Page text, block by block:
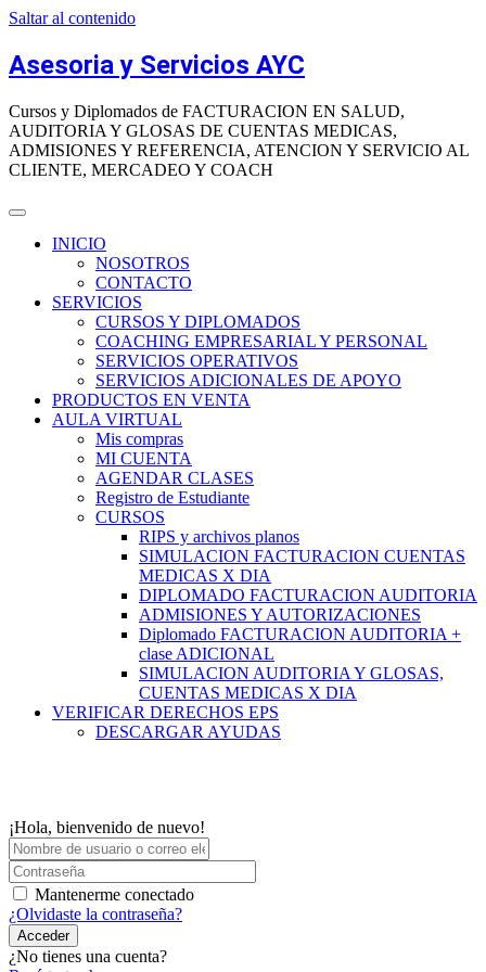
Saltar al contenido
Asesoria y Servicios AYC
Cursos y Diplomados de FACTURACION EN SALUD,
AUDITORIA Y GLOSAS DE CUENTAS MEDICAS,
ADMISIONES Y REFERENCIA, ATENCION Y SERVICIO AL
CLIENTE, MERCADEO Y COACH
INICIO
NOSOTROS
CONTACTO
SERVICIOS
CURSOS Y DIPLOMADOS
COACHING EMPRESARIAL Y PERSONAL
SERVICIOS OPERATIVOS
SERVICIOS ADICIONALES DE APOYO
PRODUCTOS EN VENTA
AULA VIRTUAL
Mis compras
MI CUENTA
AGENDAR CLASES
Registro de Estudiante
CURSOS
RIPS y archivos planos
SIMULACION FACTURACION CUENTAS
MEDICAS X DIA
DIPLOMADO FACTURACION AUDITORIA
ADMISIONES Y AUTORIZACIONES
Diplomado FACTURACION AUDITORIA +
clase ADICIONAL
SIMULACION AUDITORIA Y GLOSAS,
CUENTAS MEDICAS X DIA
VERIFICAR DERECHOS EPS
DESCARGAR AYUDAS
¡Hola, bienvenido de nuevo!
Mantenerme conectado
¿Olvidaste la contraseña?
Acceder
¿No tienes una cuenta?